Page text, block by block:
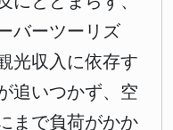
バーツーリズ
光収入に依存す
追いつかず、空
まで負荷がかか